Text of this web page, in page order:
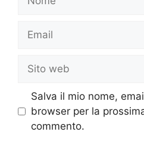
Email
Sito
web
Salva il mio nome,
browser per la
commento.